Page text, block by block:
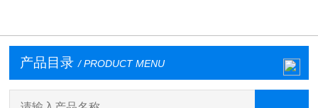
产品目录 / PRODUCT MENU